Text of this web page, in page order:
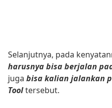
Selanjutnya, pada
harusnya bisa berjalan
juga bisa kalian jalankan
Tooltersebut.